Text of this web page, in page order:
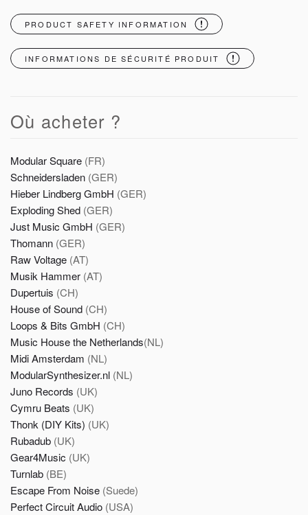
PRODUCT SAFETY INFORMATION
INFORMATIONS DE SÉCURITÉ PRODUIT
Où acheter ?
Modular Square (FR)
Schneidersladen (GER)
Hieber Lindberg GmbH (GER)
Exploding Shed (GER)
Just Music GmbH (GER)
Thomann (GER)
Raw Voltage (AT)
Musik Hammer (AT)
Dupertuis (CH)
House of Sound (CH)
Loops & Bits GmbH (CH)
Music House the Netherlands(NL)
Midi Amsterdam (NL)
ModularSynthesizer.nl (NL)
Juno Records (UK)
Cymru Beats (UK)
Thonk (DIY Kits) (UK)
Rubadub (UK)
Gear4Music (UK)
Turnlab (BE)
Escape From Noise (Suede)
Perfect Circuit Audio (USA)